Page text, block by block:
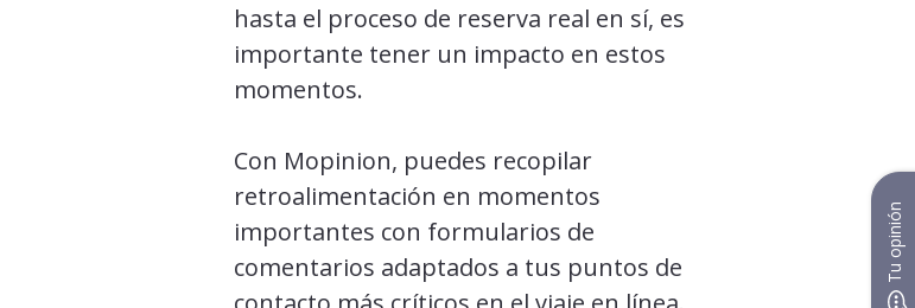
hasta el proceso de reserva real en sí, es
importante tener un impacto en estos
momentos.
Con Mopinion, puedes recopilar
retroalimentación en momentos
importantes con formularios de
comentarios adaptados a tus puntos de
Tu opinión